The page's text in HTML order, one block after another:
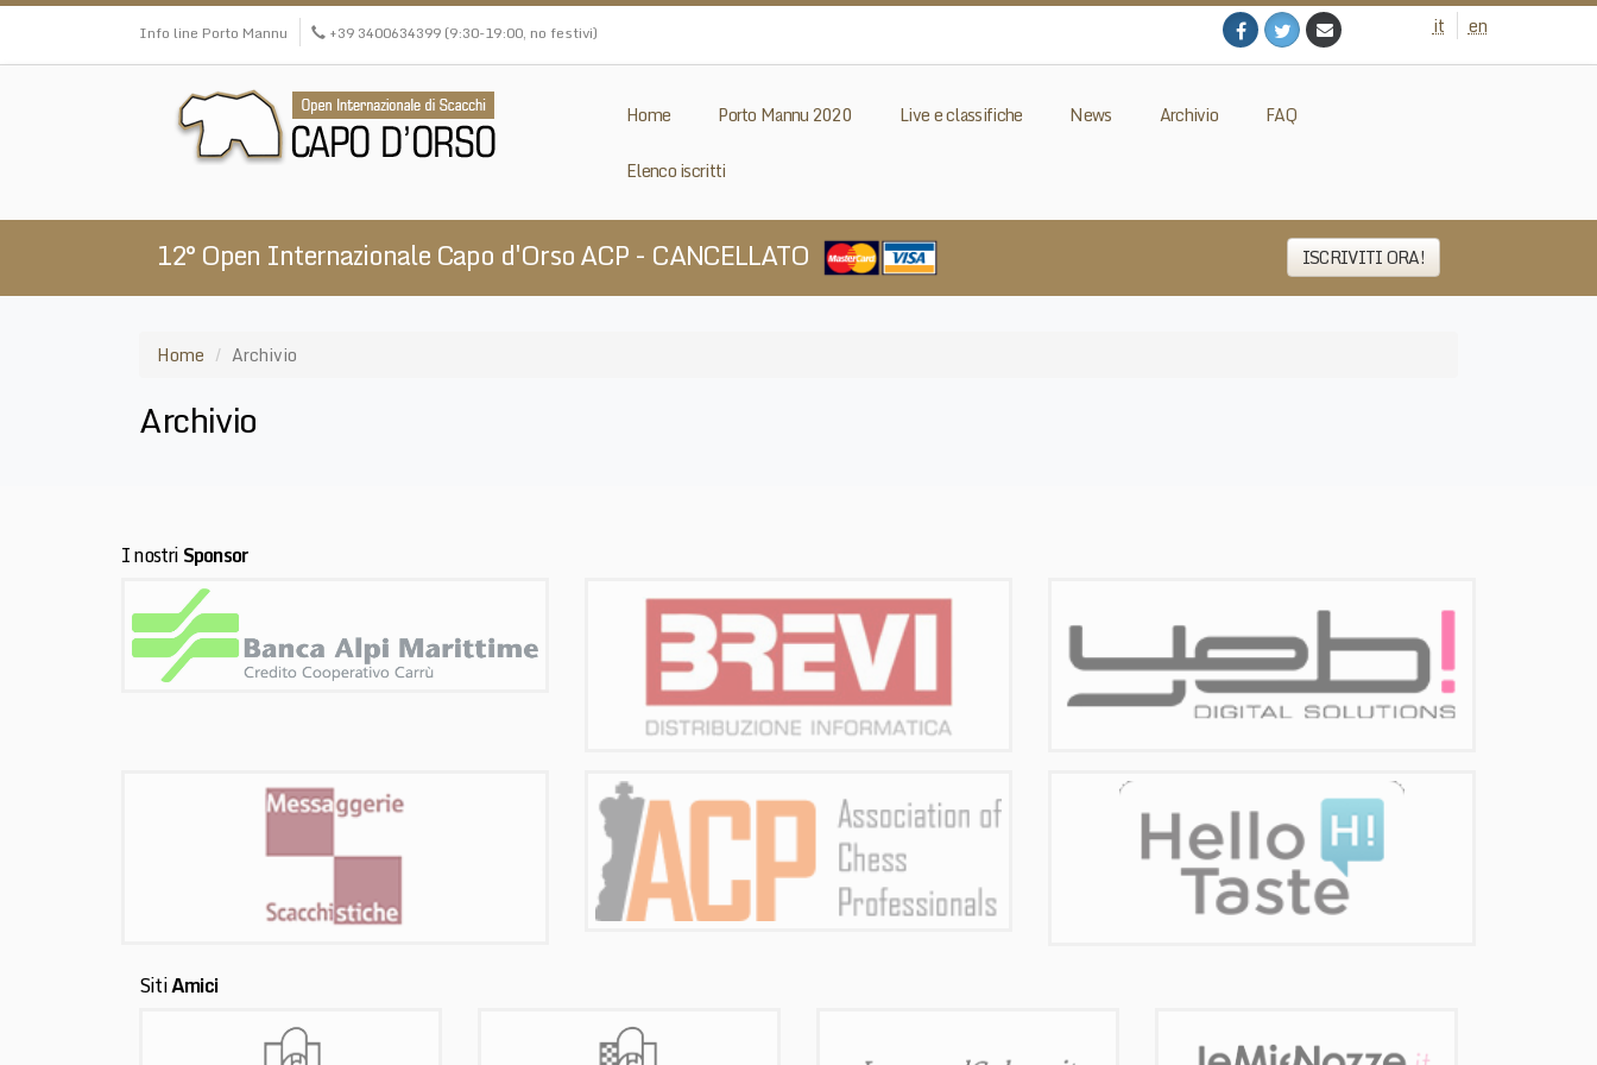
Salta
contenuto
Info line Porto Mannu +39 3400634399 (9:30-19:00, no festivi) it en
Home Porto Mannu 2020 Live e classifiche News Archivio FAQ
Elenco iscritti
12° Open Internazionale Capo d'Orso ACP - CANCELLATO ISCRIVITI ORA!
Home Archivio
Archivio
I nostriSponsor
SitiAmici